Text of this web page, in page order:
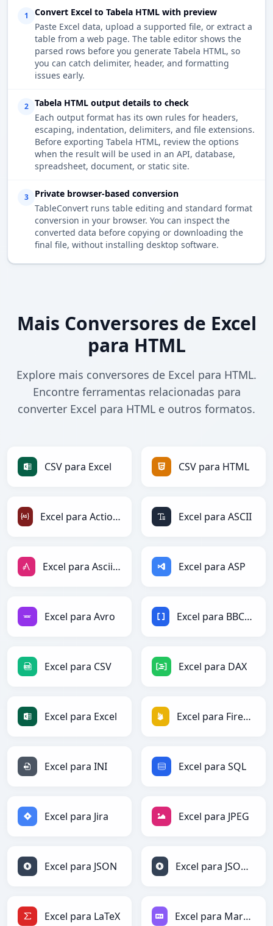
1
Convert Excel to Tabela HTML with preview
Paste Excel data, upload a supported file, or extract a
table from a web page. The table editor shows the
parsed rows before you generate Tabela HTML, so
you can catch delimiter, header, and formatting
issues early.
2
Tabela HTML output details to check
Each output format has its own rules for headers,
escaping, indentation, delimiters, and file extensions.
Before exporting Tabela HTML, review the options
when the result will be used in an API, database,
spreadsheet, document, or static site.
3
Private browser-based conversion
TableConvert runs table editing and standard format
conversion in your browser. You can inspect the
converted data before copying or downloading the
final file, without installing desktop software.
Mais Conversores de Excel
para HTML
Explore mais conversores de Excel para HTML.
Encontre ferramentas relacionadas para
converter Excel para HTML e outros formatos.
CSV para Excel CSV para HTML
Excel para ActionScript Excel para ASCII
Excel para AsciiDoc Excel para ASP
Excel para Avro Excel para BBCode
Excel para CSV Excel para DAX
Excel para Excel Excel para Firebase
Excel para INI Excel para SQL
Excel para Jira Excel para JPEG
Excel para JSON Excel para JSONLines
Excel para LaTeX Excel para Markdown